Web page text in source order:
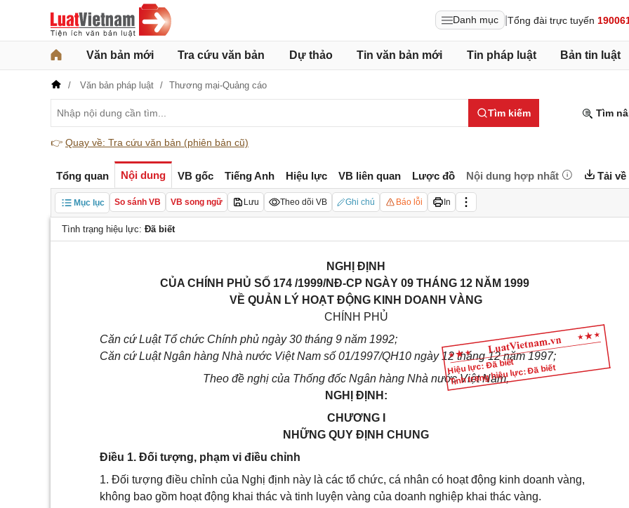
Danh mục Tổng đài trực tuyến
Văn bản mới Tra cứu văn bản Dự thảo Tin văn bản mới Tin pháp luật Bản tin luật
Văn bản pháp luật Thương mại-Quảng cáo
Tìm kiếm Tìm
👉 Quay về: Tra cứu văn bản (phiên bản cũ)
Tổng quan Nội dung VB gốc Tiếng Anh Hiệu lực VB liên quan Lược đồ Nội dung hợp nhất Tải về
Mục lục So sánh VB VB song ngữ Lưu Theo dõi VB Ghi chú Báo lỗi In
Tình trạng hiệu lực: Đã biết
Hiệu lực: Đã biết
Tình trạng hiệu lực: Đã biết
NGHỊ ĐỊNH
CỦA CHÍNH PHỦ SỐ 174 /1999/NĐ-CP NGÀY 09 THÁNG 12 NĂM 1999
VỀ QUẢN LÝ HOẠT ĐỘNG KINH DOANH VÀNG
CHÍNH PHỦ
Căn cứ Luật Tổ chức Chính phủ ngày 30 tháng 9 năm 1992;
Căn cứ Luật Ngân hàng Nhà nước Việt Nam số 01/1997/QH10 ngày 12 tháng 12 năm 1997;
Theo đề nghị của Thống đốc Ngân hàng Nhà nước Việt Nam,
NGHỊ ĐỊNH:
CHƯƠNG I
NHỮNG QUY ĐỊNH CHUNG
Điều 1. Đối tượng, phạm vi điều chỉnh
1. Đối tượng điều chỉnh của Nghị định này là các tổ chức, cá nhân có hoạt động kinh doanh vàng,
không bao gồm hoạt động khai thác và tinh luyện vàng của doanh nghiệp khai thác vàng.